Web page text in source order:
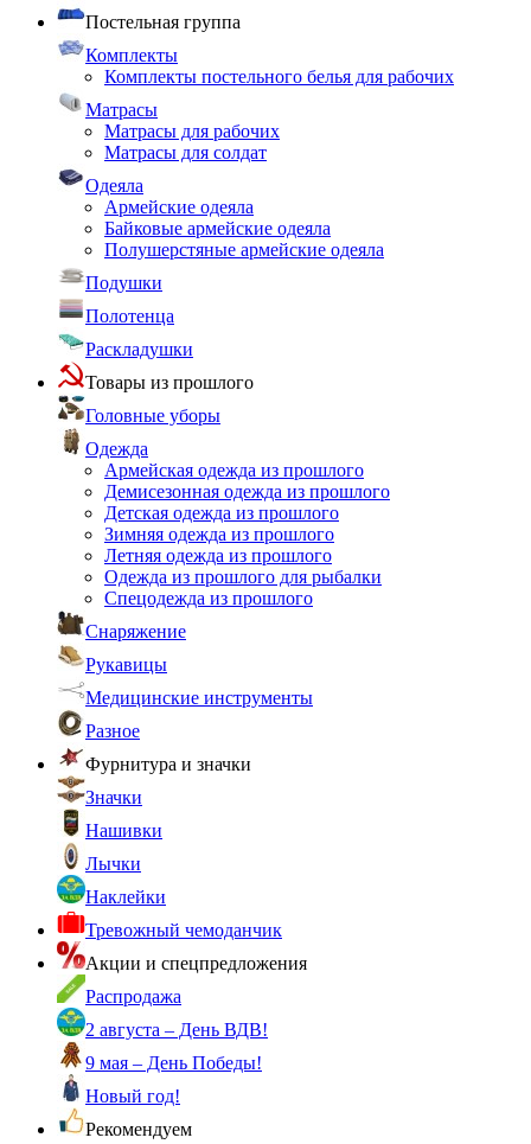
Постельная группа
Комплекты
Комплекты постельного белья для рабочих
Матрасы
Матрасы для рабочих
Матрасы для солдат
Одеяла
Армейские одеяла
Байковые армейские одеяла
Полушерстяные армейские одеяла
Подушки
Полотенца
Раскладушки
Товары из прошлого
Головные уборы
Одежда
Армейская одежда из прошлого
Демисезонная одежда из прошлого
Детская одежда из прошлого
Зимняя одежда из прошлого
Летняя одежда из прошлого
Одежда из прошлого для рыбалки
Спецодежда из прошлого
Снаряжение
Рукавицы
Медицинские инструменты
Разное
Фурнитура и значки
Значки
Нашивки
Лычки
Наклейки
Тревожный чемоданчик
Акции и спецпредложения
Распродажа
2 августа – День ВДВ!
9 мая – День Победы!
Новый год!
Рекомендуем